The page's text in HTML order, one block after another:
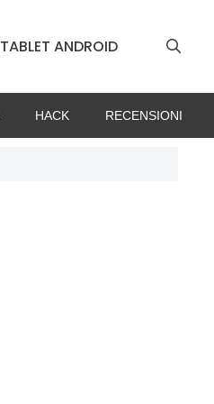
TABLET ANDROID
HACK RECENSIONI